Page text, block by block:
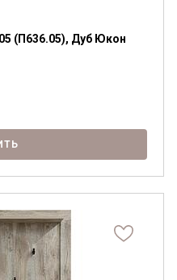
(П636.05), Дуб Юкон